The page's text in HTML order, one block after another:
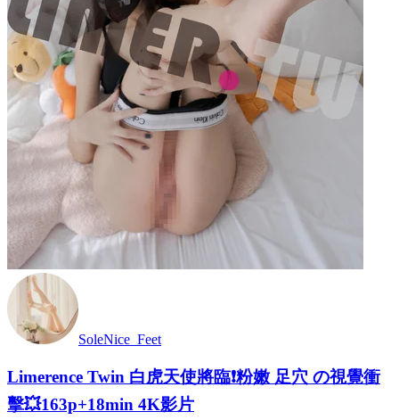
SoleNice_Feet
Limerence Twin 白虎天使將臨❗️粉嫩 足穴 の視覺衝
擊💥163p+18min 4K影片